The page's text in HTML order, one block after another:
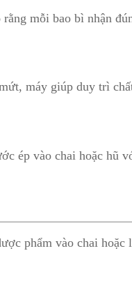
mỗi bao bì nhận
máy giúp duy trì
ép vào chai hoặc hũ
phẩm vào chai hoặc